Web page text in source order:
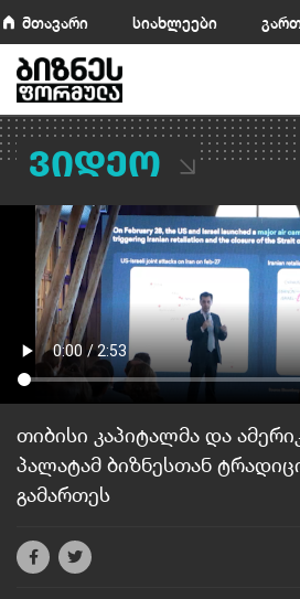
მთავარი სიახლეები
ვიდეო
თიბისი კაპიტალმა და
პალატამ ბიზნესთან
გამართეს